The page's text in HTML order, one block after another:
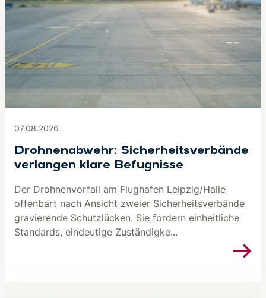
07.08.2026
Drohnenabwehr: Sicherheitsverbände
verlangen klare Befugnisse
Der Drohnenvorfall am Flughafen Leipzig/Halle
offenbart nach Ansicht zweier Sicherheitsverbände
gravierende Schutzlücken. Sie fordern einheitliche
Standards, eindeutige Zuständigke...